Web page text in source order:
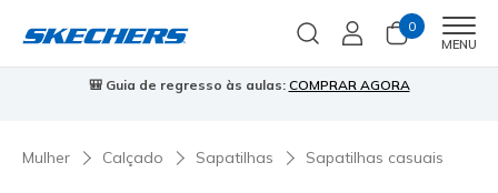
0
MENU
🎒 Guia de regresso às aulas: COMPRAR AGORA
Mulher Calçado Sapatilhas Sapatilhas casuais